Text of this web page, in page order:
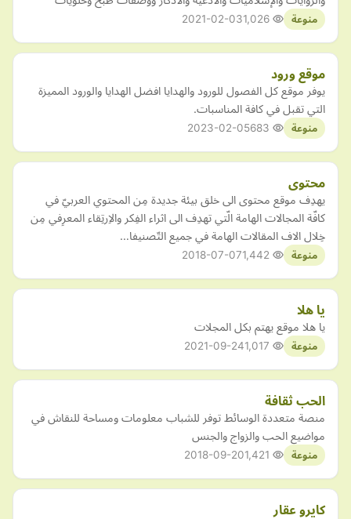
منوعة 2021-02-03
موقع ورود
يوفر موقع كل الفصول للورود والهدايا افضل الهدايا والورود المميزة
التي تقبل في كافة المناسبات.
منوعة 2023-02-05
محتوى
يهدِف موقع محتوى الى خلق بيئة جديدة مِن المحتوي العربيّ في
كافّة المجالات الهامة الّتي تهدِف الى اثراء الفِكر والاِرتِقاء المعرِفي مِن
خِلال الاف المقالات الهامة في جميع التّصنيفا…
منوعة 2018-07-07
يا هلا
يا هلا موقع يهتم بكل المجلات
منوعة 2021-09-24
الحب ثقافة
منصة متعددة الوسائط توفر للشباب معلومات ومساحة للنقاش في
مواضيع الحب والزواج والجنس
منوعة 2018-09-20
كايرو عقار